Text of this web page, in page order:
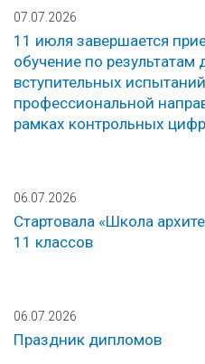
07.07.2026
11 июля завершается
обучение по результатам
вступительных
профессиональной
рамках контрольных
06.07.2026
Стартовала «Школа
11 классов
06.07.2026
Праздник дипломов